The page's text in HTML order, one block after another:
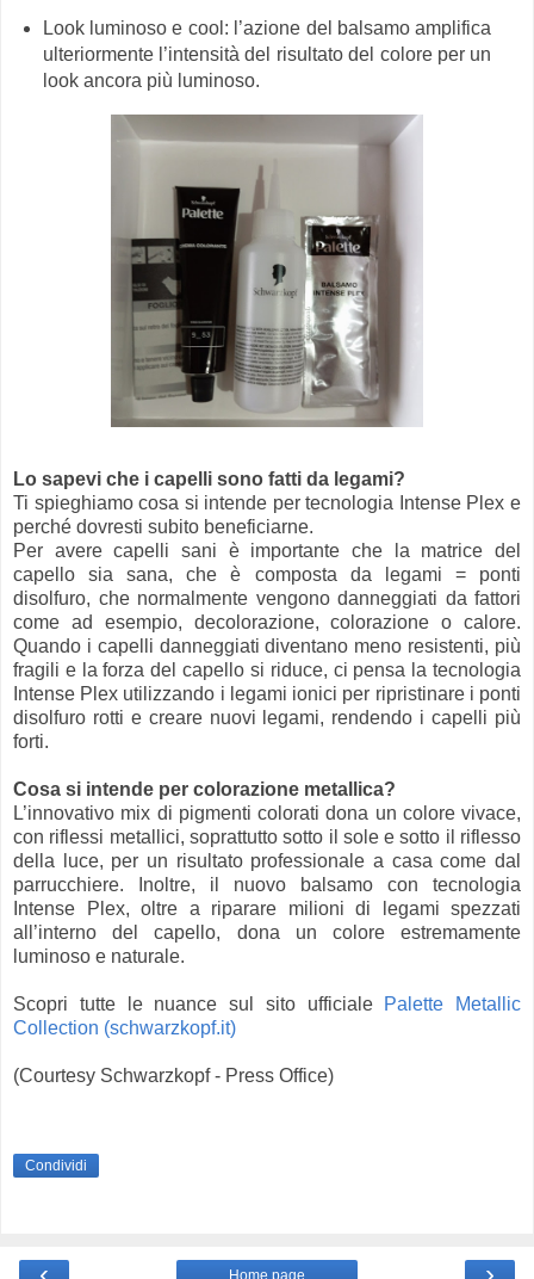
Look luminoso e cool: l’azione del balsamo amplifica
ulteriormente l’intensità del risultato del colore per un
look ancora più luminoso.
Lo sapevi che i capelli sono fatti da legami?
Ti spieghiamo cosa si intende per tecnologia Intense Plex e
perché dovresti subito beneficiarne.
Per avere capelli sani è importante che la matrice del
capello sia sana, che è composta da legami = ponti
disolfuro, che normalmente vengono danneggiati da fattori
come ad esempio, decolorazione, colorazione o calore.
Quando i capelli danneggiati diventano meno resistenti, più
fragili e la forza del capello si riduce, ci pensa la tecnologia
Intense Plex utilizzando i legami ionici per ripristinare i ponti
disolfuro rotti e creare nuovi legami, rendendo i capelli più
forti.
Cosa si intende per colorazione metallica?
L’innovativo mix di pigmenti colorati dona un colore vivace,
con riflessi metallici, soprattutto sotto il sole e sotto il riflesso
della luce, per un risultato professionale a casa come dal
parrucchiere. Inoltre, il nuovo balsamo con tecnologia
Intense Plex, oltre a riparare milioni di legami spezzati
all’interno del capello, dona un colore estremamente
luminoso e naturale.
Scopri tutte le nuance sul sito ufficiale
Palette Metallic
Collection (schwarzkopf.it)
(Courtesy Schwarzkopf - Press Office)
Condividi
Home page